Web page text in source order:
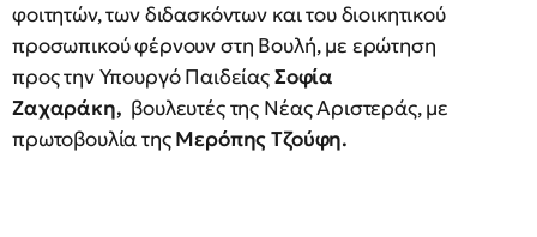
φοιτητών, των διδασκόντων και του διοικητικού
προσωπικού φέρνουν στη Βουλή, με ερώτηση
προς την Υπουργό ΠαιδείαςΣοφία
Ζαχαράκη, βουλευτές της Νέας Αριστεράς, με
πρωτοβουλία τηςΜερόπης Τζούφη.